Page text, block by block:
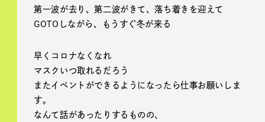
第一波が去り、第二波がきて、落ち着きを迎えて
GOTOしながら、もうすぐ冬が来る
早くコロナなくなれ
マスクいつ取れるだろう
またイベントができるようになったら仕事お願いしま
す。
なんて話があったりするものの、